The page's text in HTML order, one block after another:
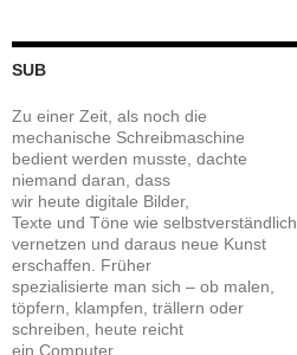
SUB
Zu einer Zeit, als noch die
mechanische Schreibmaschine
bedient werden musste, dachte
niemand daran, dass
wir heute digitale Bilder,
Texte und Töne wie selbstverständlich
vernetzen und daraus neue Kunst
erschaffen. Früher
spezialisierte man sich – ob malen,
töpfern, klampfen, trällern oder
schreiben, heute reicht
ein Computer,